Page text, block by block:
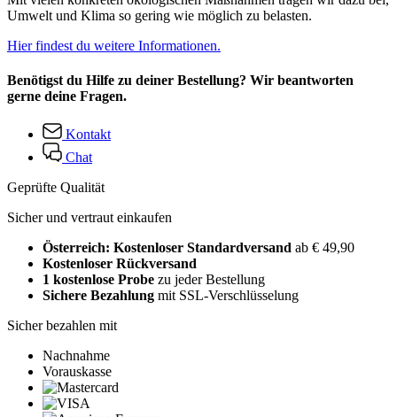
Umwelt und Klima so gering wie möglich zu belasten.
Hier findest du weitere Informationen.
Benötigst du Hilfe zu deiner Bestellung? Wir beantworten
gerne deine Fragen.
Kontakt
Chat
Geprüfte Qualität
Sicher und vertraut einkaufen
Österreich: Kostenloser Standardversand ab € 49,90
Kostenloser Rückversand
1 kostenlose Probe zu jeder Bestellung
Sichere Bezahlung mit SSL-Verschlüsselung
Sicher bezahlen mit
Nachnahme
Vorauskasse